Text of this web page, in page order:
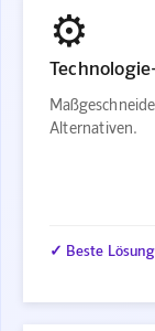
⚙️
Alternativen.
✓ Beste